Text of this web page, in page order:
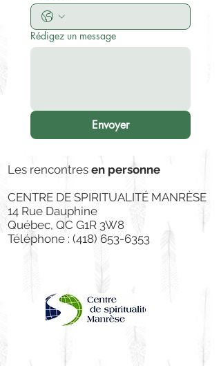
Rédigez un message
Envoyer
Les rencontres en personne
CENTRE DE SPIRITUALITÉ MANRÈSE
14 Rue Dauphine
Québec, QC G1R 3W8
Téléphone : (418) 653-6353